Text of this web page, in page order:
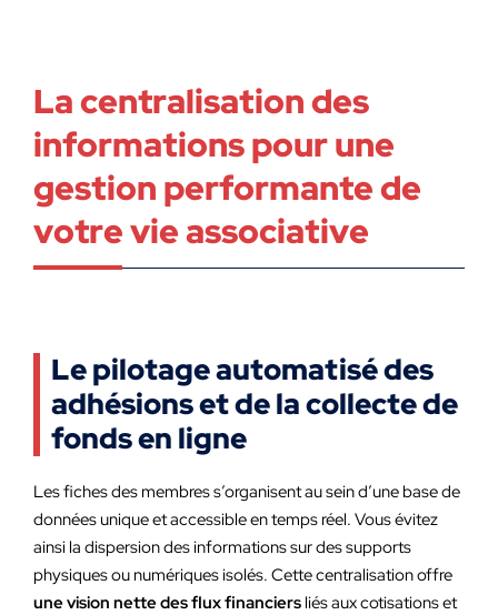
La centralisation des
informations pour une
gestion performante de
votre vie associative
Le pilotage automatisé des
adhésions et de la collecte de
fonds en ligne
Les fiches des membres s’organisent au sein d’une base de
données unique et accessible en temps réel. Vous évitez
ainsi la dispersion des informations sur des supports
physiques ou numériques isolés. Cette centralisation offre
une vision nette des flux financiers liés aux cotisations et